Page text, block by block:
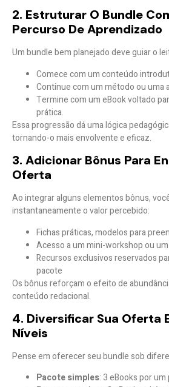
2. Estruturar O Bundle
Percurso De Aprendizado
Um bundle bem planejado deve guiar o
Comece com um conteúdo
Continue com um método ou uma
Termine com um eBook voltado
prática.
Essa progressão dá umalógica
tornando-o mais envolvente e eficaz.
3. Adicionar Bônus Para
Oferta
Ao integrar alguns elementos bônus,
instantaneamente o valor percebido:
Fichas práticas, modelos para
Acesso a um mini-workshop ou
Recursos exclusivos reservados
pacote
Os bônus reforçam oefeito de
conteúdo redacional.
4. Diversificar Sua Oferta
Níveis
Pense em oferecer seu bundle sob
Pacote simples: 3 eBooks por